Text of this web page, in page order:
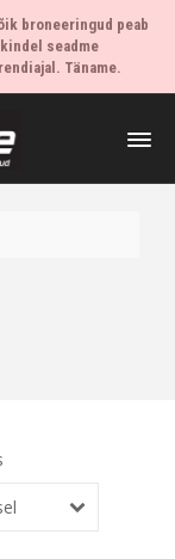
broneeringud peab
seadme
Täname.